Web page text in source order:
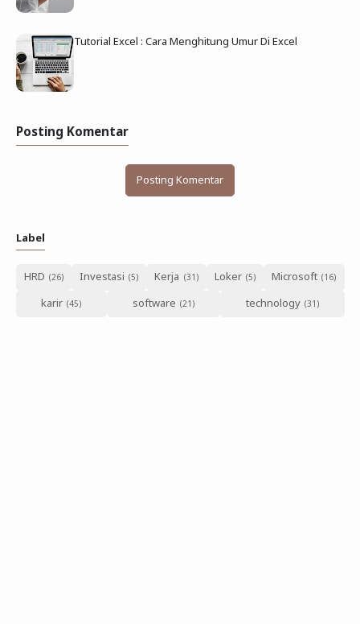
Tutorial Excel : Cara Menghitung Umur Di Excel
Posting Komentar
Posting Komentar
Label
HRD Investasi Kerja Loker
Microsoft
karir
software technology